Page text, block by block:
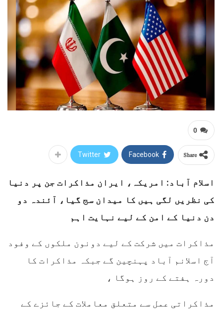
0
Share
Facebook
Twitter
اسلام آباد: امریکہ، ایران مذاکرات جن پر دنیا
کی نظریں لگی ہیں کا میدان سج گیا، آئندہ دو
دن دنیا کے امن کے لیے نہایت اہم
مذاکرات میں شرکت کے لیے دونون ملکوں کے وفود
آج اسلانم آباد پہنچین گے جبکہ مذاکرات کا
دورہ ہفتے کے روز ہوگا ،
مذاکراتی عمل سے متعلق معاملات کے جائزے کے